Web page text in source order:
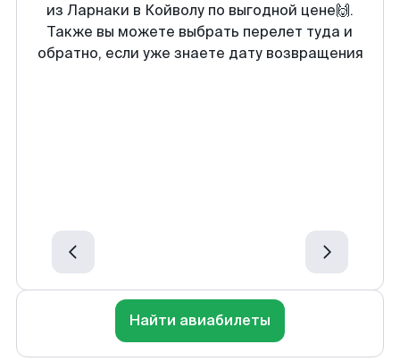
из Ларнаки в Койволу по выгодной цене🙌.
Также вы можете выбрать перелет туда и
обратно, если уже знаете дату возвращения
Найти авиабилеты